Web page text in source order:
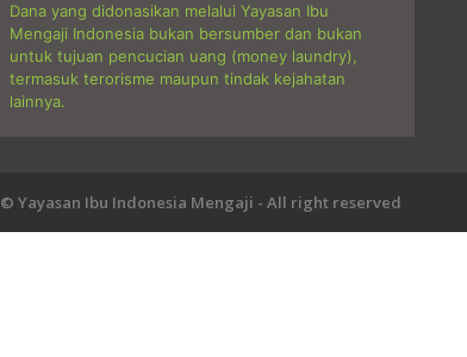
Dana yang didonasikan melalui Yayasan Ibu
Mengaji Indonesia bukan bersumber dan bukan
untuk tujuan pencucian uang (money laundry),
termasuk terorisme maupun tindak kejahatan
lainnya.
© Yayasan Ibu Indonesia Mengaji - All right reserved